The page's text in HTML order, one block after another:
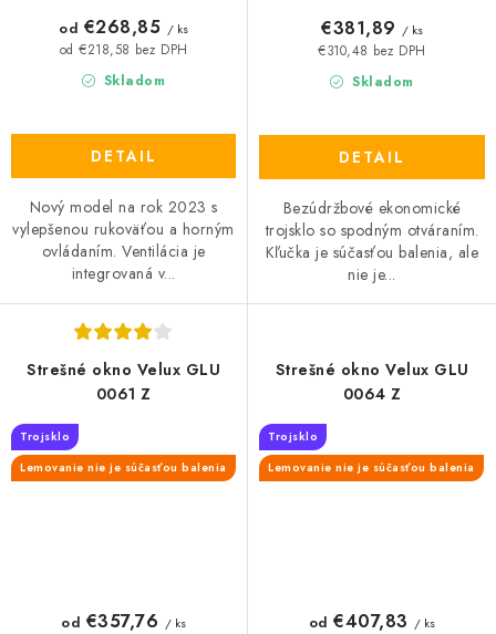
Skladom
od €218,58 bez DPH
od €268,85 / ks
DETAIL
Nový model na rok 2023 s
vylepšenou rukoväťou a horným
ovládaním. Ventilácia je
integrovaná v...
Skladom
€310,48 bez DPH
€381,89 / ks
DETAIL
Bezúdržbové ekonomické
trojsklo so spodným otváraním.
Kľučka je súčasťou balenia, ale
nie je...
Strešné okno Velux GLU
0061 Z
Trojsklo
Lemovanie nie je súčasťou balenia
od €357,76 / ks
Strešné okno Velux GLU
0064 Z
Trojsklo
Lemovanie nie je súčasťou balenia
od €407,83 / ks